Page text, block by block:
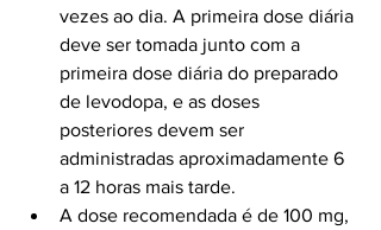
vezes ao dia. A primeira dose diária
deve ser tomada junto com a
primeira dose diária do preparado
de levodopa, e as doses
posteriores devem ser
administradas aproximadamente 6
a 12 horas mais tarde.
A dose recomendada é de 100 mg,